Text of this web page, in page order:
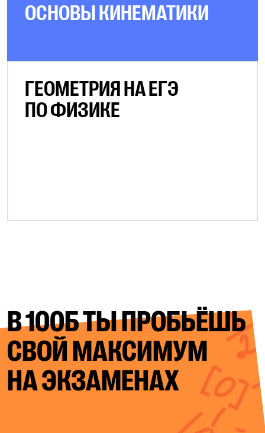
ОСНОВЫ КИНЕМАТИКИ
ГЕОМЕТРИЯ НА ЕГЭ
ПО ФИЗИКЕ
В 100Б ТЫ ПРОБЬЁШЬ
СВОЙМАКСИМУМ
НА ЭКЗАМЕНАХ